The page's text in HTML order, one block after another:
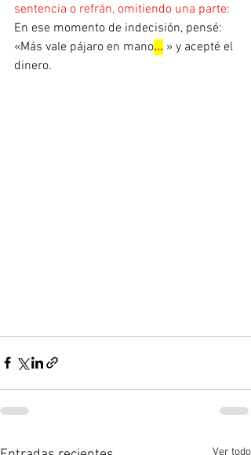
sentencia o refrán, omitiendo una parte:
En ese momento de indecisión, pensé:
«Más vale pájaro en mano... » y acepté el
dinero.
Ver todo